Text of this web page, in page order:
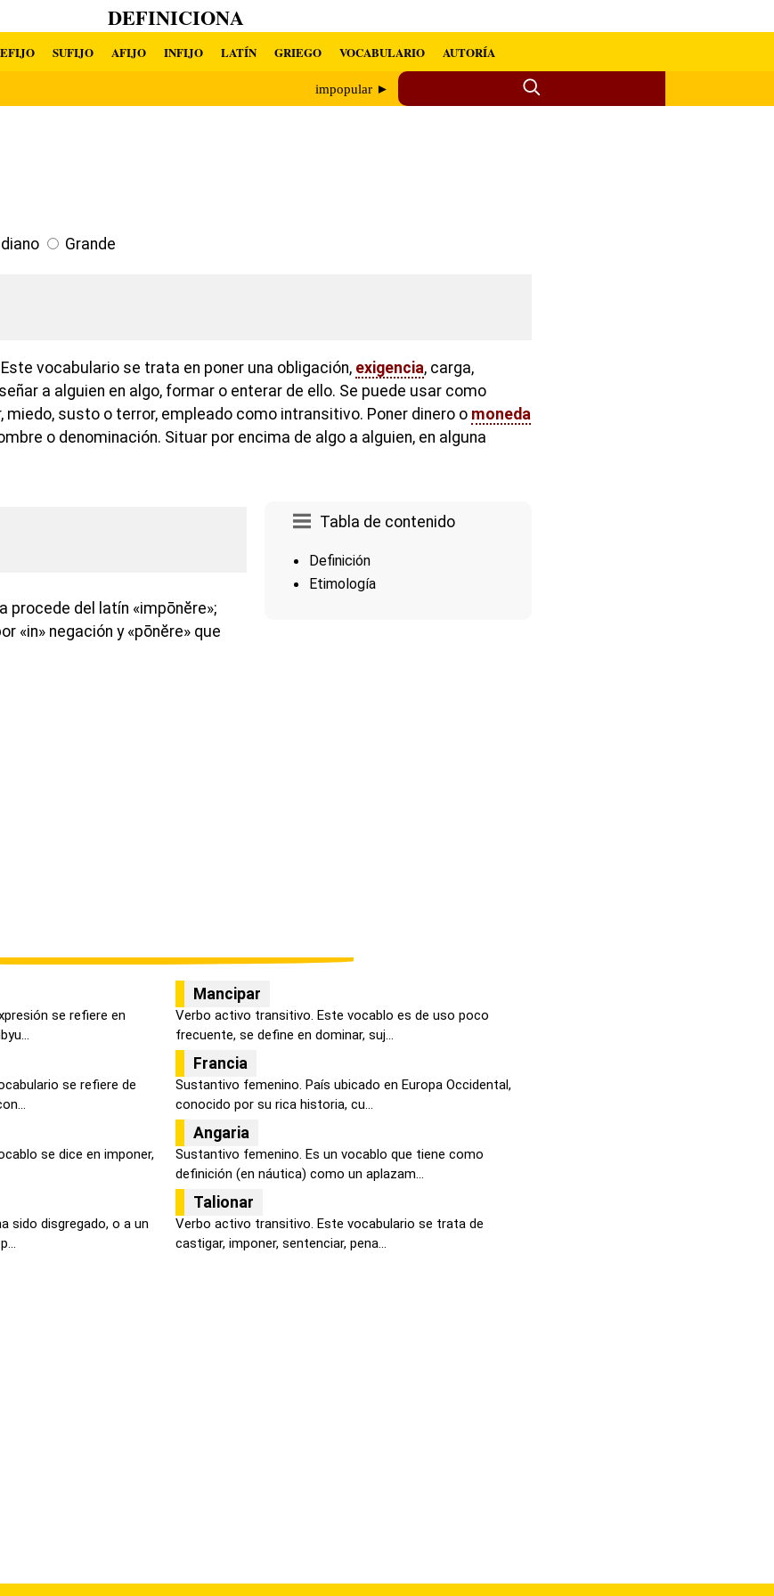
DEFINICIONA
SUFIJO AFIJO INFIJO LATÍN GRIEGO VOCABULARIO AUTORÍA
impopular ►
Grande
vocabulario se trata en poner una obligación, exigencia, carga,
a alguien en algo, formar o enterar de ello. Se puede usar como
miedo, susto o terror, empleado como intransitivo. Poner dinero o moneda
o denominación. Situar por encima de algo a alguien, en alguna
Tabla de contenido
Definición
Etimología
procede del latín «impōnĕre»;
«in» negación y «pōnĕre» que
se refiere en
Mancipar
Verbo activo transitivo. Este vocablo es de uso poco
frecuente, se define en dominar, suj...
se refiere de
Francia
Sustantivo femenino. País ubicado en Europa Occidental,
conocido por su rica historia, cu...
se dice en imponer,
Angaria
Sustantivo femenino. Es un vocablo que tiene como
definición (en náutica) como un aplazam...
sido disgregado, o a un
Talionar
Verbo activo transitivo. Este vocabulario se trata de
castigar, imponer, sentenciar, pena...